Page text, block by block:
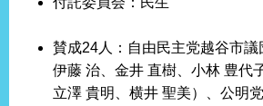
賛成24人：自由民主党越谷市議
伊藤 治、金井 直樹、小林 豊代
立澤 貴明、横井 聖美）、公明